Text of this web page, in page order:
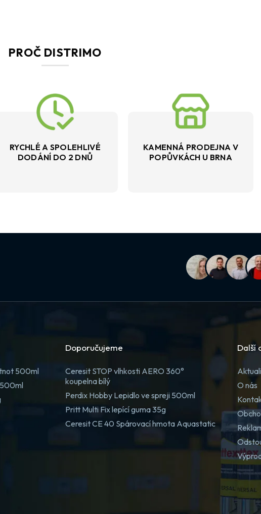
PROČ DISTRIMO
RYCHLÉ A SPOLEHLIVÉ
DODÁNÍ DO 2 DNŮ
KAMENNÁ PRODEJNA V
POPŮVKÁCH U BRNA
500ml
Doporučujeme
Ceresit STOP vlhkosti AERO 360°
koupelna bílý
Perdix Hobby Lepidlo ve spreji 500ml
Pritt Multi Fix lepící guma 35g
Ceresit CE 40 Spárovací hmota Aquastatic
Další
O nás